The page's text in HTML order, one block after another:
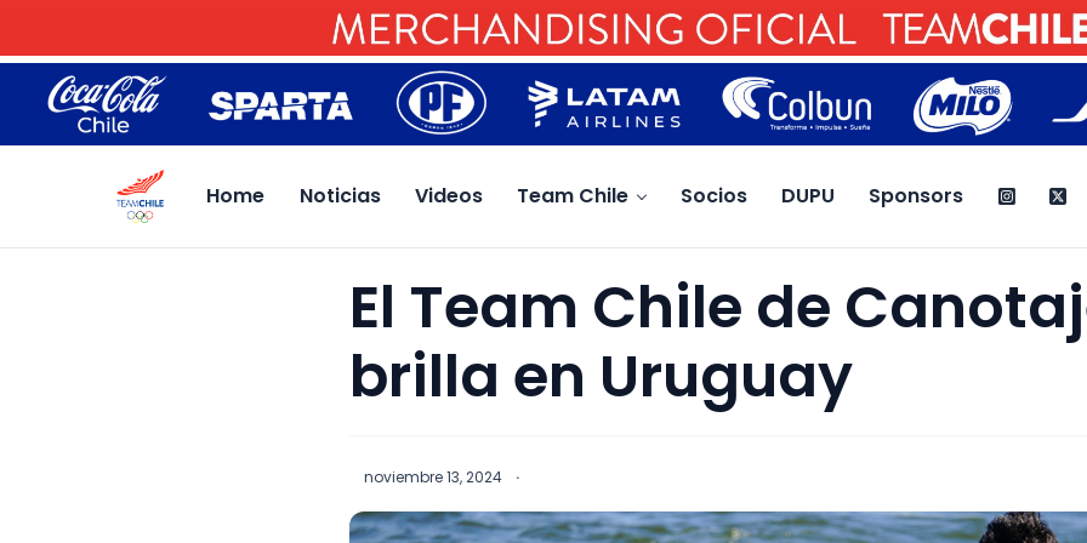
Home Noticias Videos Team Chile Socios DUPU Sponsors
El Team Chile de
brilla en Uruguay
noviembre 13, 2024 ·